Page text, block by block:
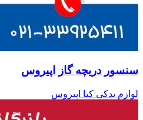
سنسور دریچه گاز اپیروس
لوازم یدکی کیا اپیروس